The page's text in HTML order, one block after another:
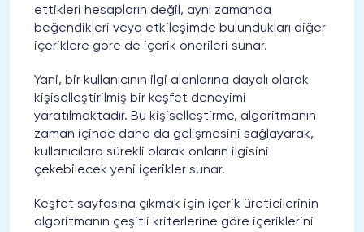
ettikleri hesapların değil, aynı zamanda
beğendikleri veya etkileşimde bulundukları diğer
içeriklere göre de içerik önerileri sunar.
Yani, bir kullanıcının ilgi alanlarına dayalı olarak
kişiselleştirilmiş bir keşfet deneyimi
yaratılmaktadır. Bu kişiselleştirme, algoritmanın
zaman içinde daha da gelişmesini sağlayarak,
kullanıcılara sürekli olarak onların ilgisini
çekebilecek yeni içerikler sunar.
Keşfet sayfasına çıkmak için içerik üreticilerinin
algoritmanın çeşitli kriterlerine göre içeriklerini